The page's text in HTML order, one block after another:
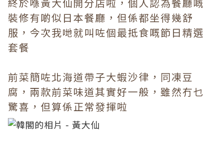
裝修有啲似日本餐廳，但係都坐得幾舒
服，今次我哋就叫咗個最抵食嘅節日精選
套餐
前菜簡咗北海道帶子大蝦沙律，同凍豆
腐，兩款前菜味道其實好一般，雖然冇乜
驚喜，但算係正常發揮啦